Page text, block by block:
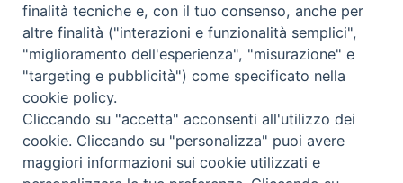
finalità tecniche e, con il tuo consenso, anche per
altre finalità ("interazioni e funzionalità semplici",
"miglioramento dell'esperienza", "misurazione" e
"targeting e pubblicità") come specificato nella
cookie policy.
Cliccando su "accetta" acconsenti all'utilizzo dei
cookie. Cliccando su "personalizza" puoi avere
maggiori informazioni sui cookie utilizzati e